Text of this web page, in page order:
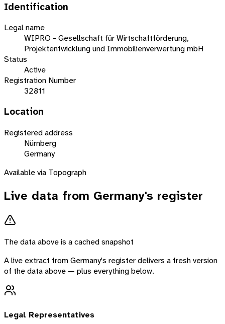
Identification
Legal name
WIPRO - Gesellschaft für Wirtschaftförderung,
Projektentwicklung und Immobilienverwertung mbH
Status
Active
Registration Number
32811
Location
Registered address
Nürnberg
Germany
Available via Topograph
Live data from Germany's register
The data above is a cached snapshot
A live extract fromGermany's register delivers a fresh version
of the data above — plus everything below.
Legal Representatives